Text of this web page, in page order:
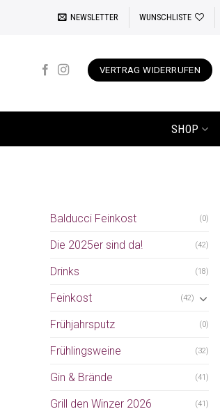
NEWSLETTER WUNSCHLISTE
VERTRAG WIDERRUFEN
SHOP
Balducci Feinkost (0)
Die 2025er sind da! (42)
Drinks (18)
Feinkost (42)
Frühjahrsputz (0)
Frühlingsweine (32)
Gin & Brände (41)
Grill den Winzer 2026 (41)